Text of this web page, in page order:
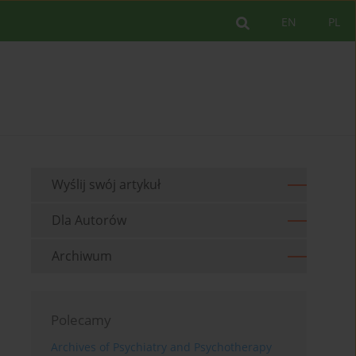
PL
EN
Wyślij swój artykuł
Dla Autorów
Archiwum
Polecamy
Archives of Psychiatry and Psychotherapy